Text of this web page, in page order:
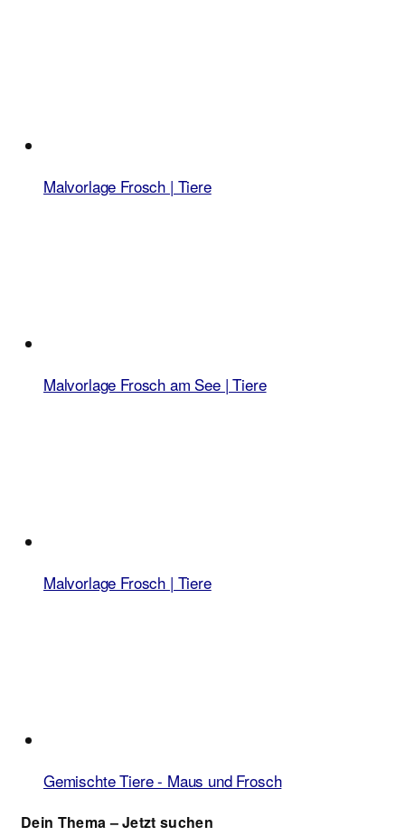
Malvorlage Frosch | Tiere
Malvorlage Frosch am See | Tiere
Malvorlage Frosch | Tiere
Gemischte Tiere - Maus und Frosch
Dein Thema – Jetzt suchen